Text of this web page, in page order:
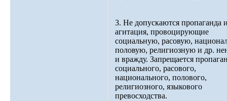
3. Не допускаются пропаганда
агитация, провоцирующие
социальную, расовую,
половую, религиозную и др.
и вражду. Запрещается
социального, расового,
национального, полового,
религиозного, языкового
превосходства.